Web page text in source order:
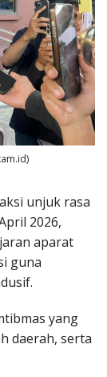
unjuk rasa
2026,
aparat
guna
yang
daerah, serta